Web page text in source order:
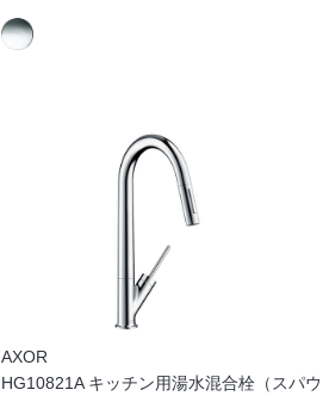
AXOR
HG10821A キッチン用湯水混合栓（スパウ